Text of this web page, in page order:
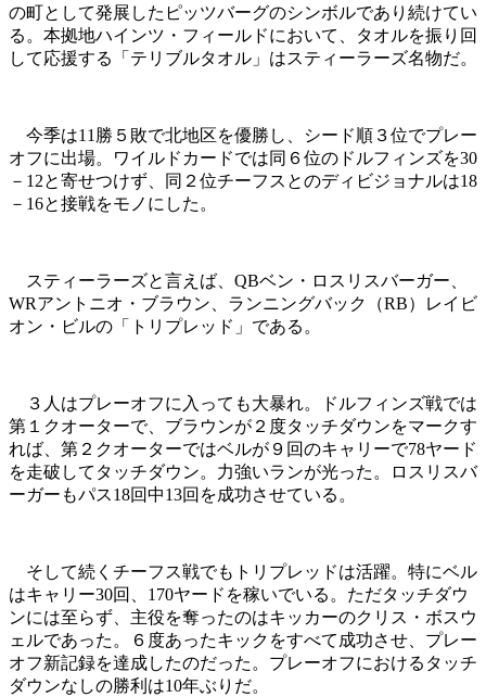
の町として発展したピッツバーグのシンボルであり続けてい
る。本拠地ハインツ・フィールドにおいて、タオルを振り回
して応援する「テリブルタオル」はスティーラーズ名物だ。
今季は11勝５敗で北地区を優勝し、シード順３位でプレー
オフに出場。ワイルドカードでは同６位のドルフィンズを30
－12と寄せつけず、同２位チーフスとのディビジョナルは18
－16と接戦をモノにした。
スティーラーズと言えば、QBベン・ロスリスバーガー、
WRアントニオ・ブラウン、ランニングバック（RB）レイビ
オン・ビルの「トリプレッド」である。
３人はプレーオフに入っても大暴れ。ドルフィンズ戦では
第１クオーターで、ブラウンが２度タッチダウンをマークす
れば、第２クオーターではベルが９回のキャリーで78ヤード
を走破してタッチダウン。力強いランが光った。ロスリスバ
ーガーもパス18回中13回を成功させている。
そして続くチーフス戦でもトリプレッドは活躍。特にベル
はキャリー30回、170ヤードを稼いでいる。ただタッチダウ
ンには至らず、主役を奪ったのはキッカーのクリス・ボスウ
ェルであった。６度あったキックをすべて成功させ、プレー
オフ新記録を達成したのだった。プレーオフにおけるタッチ
ダウンなしの勝利は10年ぶりだ。